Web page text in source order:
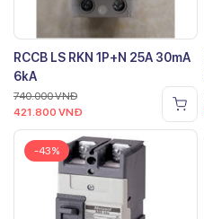
RCCB LS RKN 1P+N 25A 30mA
6kA
740.000VNĐ
421.800 VNĐ
-43%